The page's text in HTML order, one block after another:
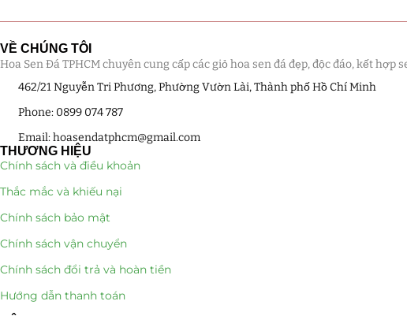
VỀ CHÚNG TÔI
Hoa Sen Đá TPHCM chuyên cung cấp các giỏ hoa sen đá đẹp, độc đáo, kết
462/21 Nguyễn Tri Phương, Phường Vườn Lài, Thành phố Hồ Chí Minh
Phone: 0899 074 787
Email: hoasendatphcm@gmail.com
THƯƠNG HIỆU
Chính sách và điều khoản
Thắc mắc và khiếu nại
Chính sách bảo mật
Chính sách vận chuyển
Chính sách đổi trả và hoàn tiền
Hướng dẫn thanh toán